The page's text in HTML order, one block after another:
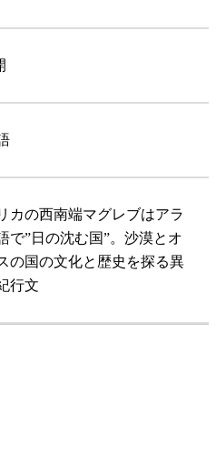
カの西南端マグレブはアラ
で”日の沈む国”。沙漠とオ
の国の文化と歴史を探る異
行文